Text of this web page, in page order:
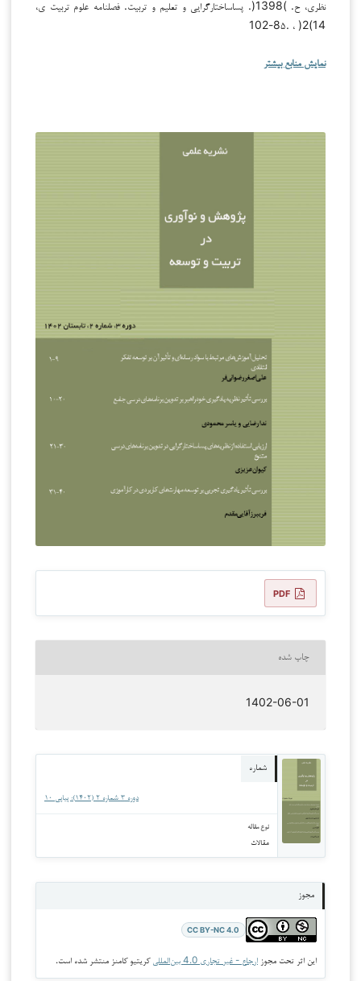
نظری، ح. )1398(. پساساختارگرایی و تعلیم و تربیت. فصلنامه علوم تربیت ی،
14)2( ، .8۵-102
نمایش منابع بیشتر
PDF
چاپ شده
1402-06-01
شماره
دوره 3 شماره 2 (1402): پیاپی 10
نوع مقاله
مقالات
مجوز
CC BY-NC 4.0
این اثر تحت مجوز ارجاع - غیر تجاری 4.0 بین‌المللی کریتیو کامنز منتشر شده است.